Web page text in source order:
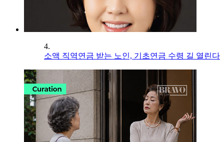
4.
소액 직역연금 받는 노인, 기초연금 수령 길 열린다